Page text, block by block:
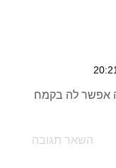
אפשר לה בקמח
השאר תגובה